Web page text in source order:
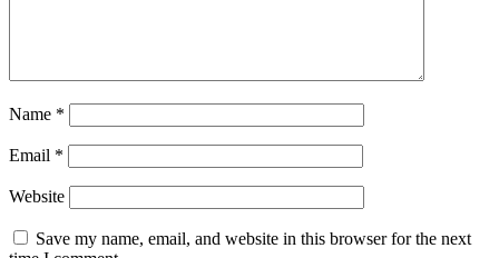
Name *
Email *
Website
Save my name, email, and website in this browser for the next